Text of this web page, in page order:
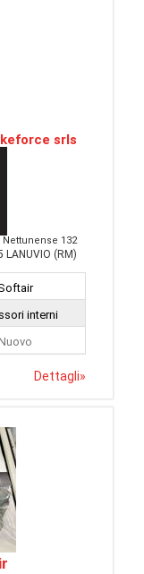
srls
Nettunense 132
LANUVIO (RM)
interni
Dettagli»